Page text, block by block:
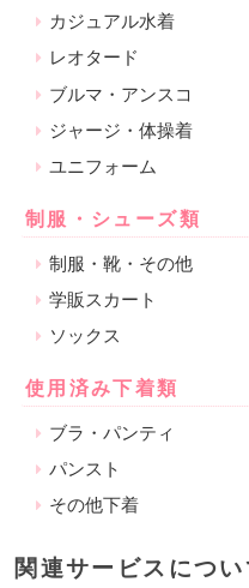
カジュアル水着
レオタード
ブルマ・アンスコ
ジャージ・体操着
ユニフォーム
制服・シューズ類
制服・靴・その他
学販スカート
ソックス
使用済み下着類
ブラ・パンティ
パンスト
その他下着
関連サービスについ